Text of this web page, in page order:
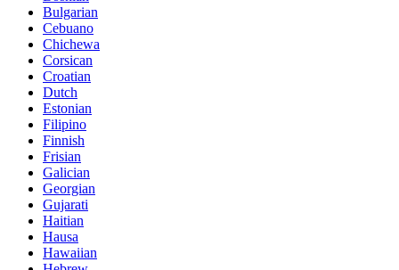
Bulgarian
Cebuano
Chichewa
Corsican
Croatian
Dutch
Estonian
Filipino
Finnish
Frisian
Galician
Georgian
Gujarati
Haitian
Hausa
Hawaiian